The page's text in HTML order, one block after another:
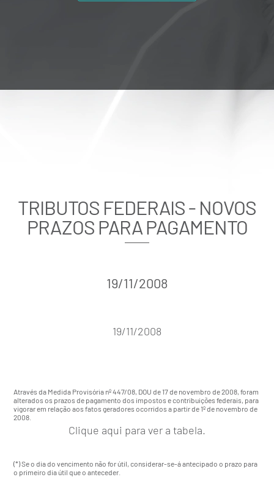
TRIBUTOS FEDERAIS - NOVOS
PRAZOS PARA PAGAMENTO
19/11/2008
19/11/2008
Através da Medida Provisória nº 447/08, DOU de 17 de novembro de 2008, foram
alterados os prazos de pagamento dos impostos e contribuições federais, para
vigorar em relação aos fatos geradores ocorridos a partir de 1º de novembro de
2008.
Clique aqui para ver a tabela.
(*) Se o dia do vencimento não for útil, considerar-se-á antecipado o prazo para
o primeiro dia útil que o anteceder.